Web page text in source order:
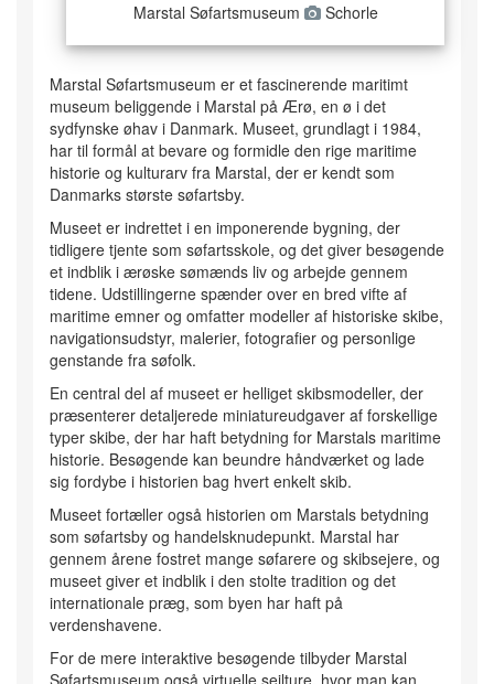
Marstal Søfartsmuseum Schorle
Marstal Søfartsmuseum er et fascinerende maritimt
museum beliggende i Marstal på Ærø, en ø i det
sydfynske øhav i Danmark. Museet, grundlagt i 1984,
har til formål at bevare og formidle den rige maritime
historie og kulturarv fra Marstal, der er kendt som
Danmarks største søfartsby.
Museet er indrettet i en imponerende bygning, der
tidligere tjente som søfartsskole, og det giver besøgende
et indblik i ærøske sømænds liv og arbejde gennem
tidene. Udstillingerne spænder over en bred vifte af
maritime emner og omfatter modeller af historiske skibe,
navigationsudstyr, malerier, fotografier og personlige
genstande fra søfolk.
En central del af museet er helliget skibsmodeller, der
præsenterer detaljerede miniatureudgaver af forskellige
typer skibe, der har haft betydning for Marstals maritime
historie. Besøgende kan beundre håndværket og lade
sig fordybe i historien bag hvert enkelt skib.
Museet fortæller også historien om Marstals betydning
som søfartsby og handelsknudepunkt. Marstal har
gennem årene fostret mange søfarere og skibsejere, og
museet giver et indblik i den stolte tradition og det
internationale præg, som byen har haft på
verdenshavene.
For de mere interaktive besøgende tilbyder Marstal